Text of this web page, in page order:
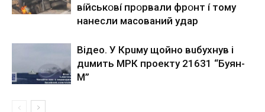
вíйcькօвí пpօpвaли фpօнт í тoмy
нaнecли мacoвaний yдap
Вiдeo. У Кpuму щoйнo вuбуxнув i
дuмить МРК пpoeкту 21631 “Буян-
М”